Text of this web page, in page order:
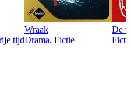
tijd
Wraak
Drama, Fictie
De